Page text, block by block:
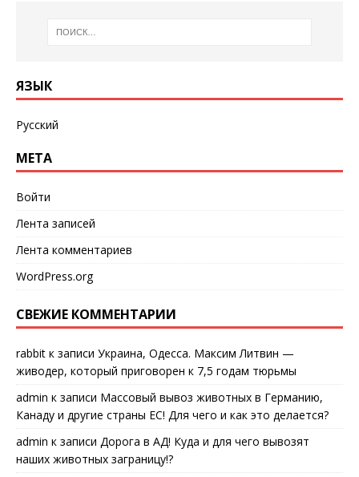
ЯЗЫК
Русский
МЕТА
Войти
Лента записей
Лента комментариев
WordPress.org
СВЕЖИЕ КОММЕНТАРИИ
rabbit к записи Украина, Одесса. Максим Литвин —
живодер, который приговорен к 7,5 годам тюрьмы
admin к записи Массовый вывоз животных в Германию,
Канаду и другие страны ЕС! Для чего и как это делается?
admin к записи Дорога в АД! Куда и для чего вывозят
наших животных заграницу!?